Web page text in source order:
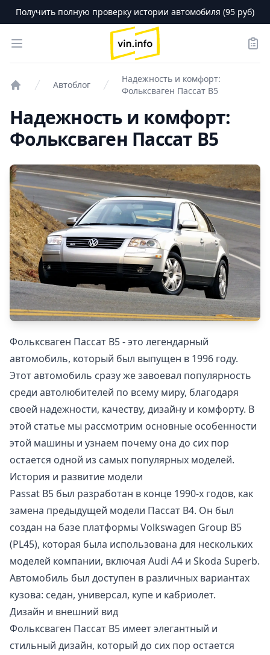
Получить полную проверку истории автомобиля (95 руб)
Open menu
logo
Автоблог
Надежность и комфорт:
Фольксваген Пассат B5
Надежность и комфорт:
Фольксваген Пассат B5
Фольксваген Пассат B5 - это легендарный
автомобиль, который был выпущен в 1996 году.
Этот автомобиль сразу же завоевал популярность
среди автолюбителей по всему миру, благодаря
своей надежности, качеству, дизайну и комфорту. В
этой статье мы рассмотрим основные особенности
этой машины и узнаем почему она до сих пор
остается одной из самых популярных моделей.
История и развитие модели
Passat B5 был разработан в конце 1990-х годов, как
замена предыдущей модели Пассат B4. Он был
создан на базе платформы Volkswagen Group B5
(PL45), которая была использована для нескольких
моделей компании, включая Audi A4 и Skoda Superb.
Автомобиль был доступен в различных вариантах
кузова: седан, универсал, купе и кабриолет.
Дизайн и внешний вид
Фольксваген Пассат B5 имеет элегантный и
стильный дизайн, который до сих пор остается